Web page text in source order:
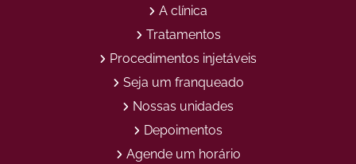
Bioestimulador de Colageno
Bioestimuladores de
Colágeno
Colágeno Injetável
Clareamento Facial
Botox
Clinica de Depilação a Laser
Clinica de Estetica Avançada
A clínica
Tratamentos
Procedimentos injetáveis
Seja um franqueado
Nossas unidades
Depoimentos
Agende um horário